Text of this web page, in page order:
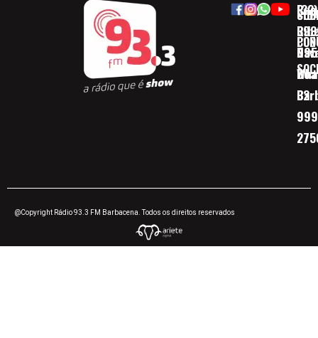
(32)
32
@Copyright Rádio 93.3 FM Barbacena. Todos os direitos reservados